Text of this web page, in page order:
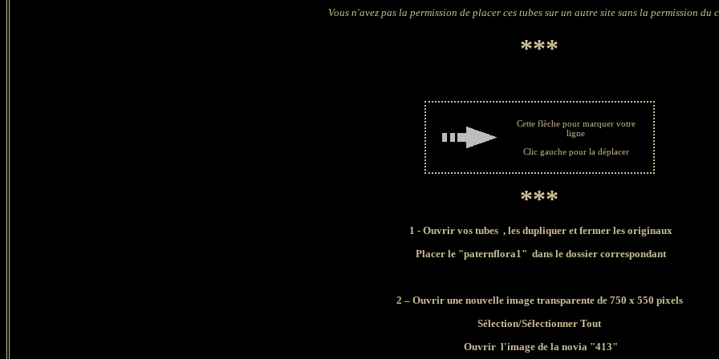
Vous n'avez pas la permission de placer ces tubes sur un autre site sans la permission du
***
Cette flèche pour marquer votre
ligne
Clic gauche pour la déplacer
***
1 - Ouvrir vos tubes , les dupliquer et fermer les originaux
Placer le "paternflora1" dans le dossier correspondant
2 – Ouvrir une nouvelle image transparente de 750 x 550 pixels
Sélection/Sélectionner Tout
Ouvrir l'image de la novia "413"